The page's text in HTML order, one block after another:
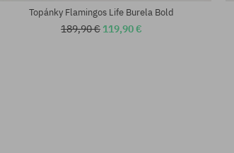
Topánky Flamingos Life Burela Bold
189,90 € 119,90 €